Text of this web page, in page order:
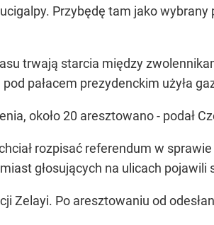
Przybędę tam jako
trwają starcia między
pałacem prezydenckim użyła
około 20 aresztowano - podał
rozpisać referendum w
głosujących na ulicach pojawili
Zelayi. Po aresztowaniu od